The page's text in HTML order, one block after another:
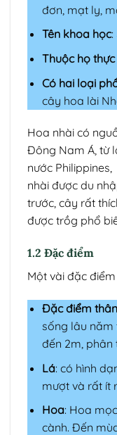
đơn, mạt ly,
Tên khoa học:
Thuộc họ
Có hai loại
cây hoa lài
Hoa nhài có
Đông Nam Á, từ
nước
nhài được du
trước, cây rất
được trồg phổ
1.2 Đặc điểm
Một vài đặc
Đặc điểm
sống lâu năm
đến 2m, phân
Lá: có hình
mượt và rất ít
Hoa: Hoa
cành. Đến